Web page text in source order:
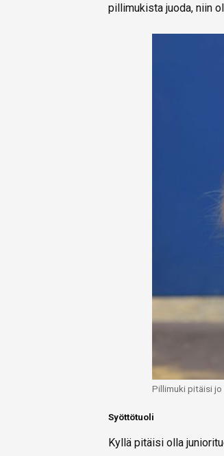
pillimukista juoda, niin
Pillimuki pitäisi jo
Syöttötuoli
Kyllä pitäisi olla